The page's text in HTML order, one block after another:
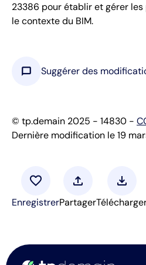
23386 pour établir et gérer
le contexte du BIM.
chat_bubble Suggérer des
© tp.demain 2025 - 14830 -
Dernière modification le 19
favorite
Enregistrer
upload
Partager
download